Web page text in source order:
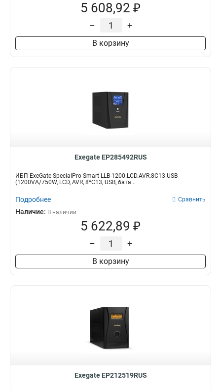
5 608,92 ₽
– +
В корзину
Exegate EP285492RUS
ИБП ExeGate SpecialPro Smart LLB-1200.LCD.AVR.8C13.USB
(1200VA/750W, LCD, AVR, 8*C13, USB, бата...
Подробнее Сравнить
Наличие: В наличии
5 622,89 ₽
– +
В корзину
Exegate EP212519RUS